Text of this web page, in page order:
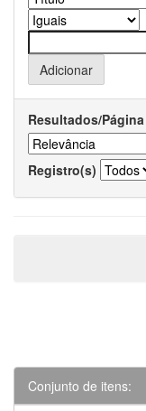
Resultados/Página
Registro(s)
Conjunto de itens: